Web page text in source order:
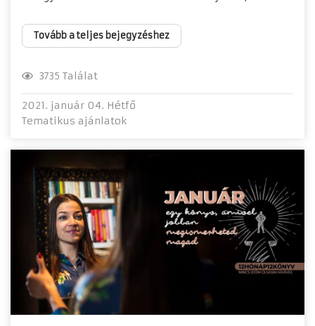
Tovább a teljes bejegyzéshez
3735 Találat
2021. január 04. Hétfő
Tematikus ajánlatok